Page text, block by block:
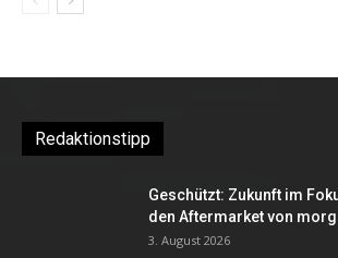
Redaktionstipp
Geschützt: Zukunft im
den Aftermarket von
3. August 2026